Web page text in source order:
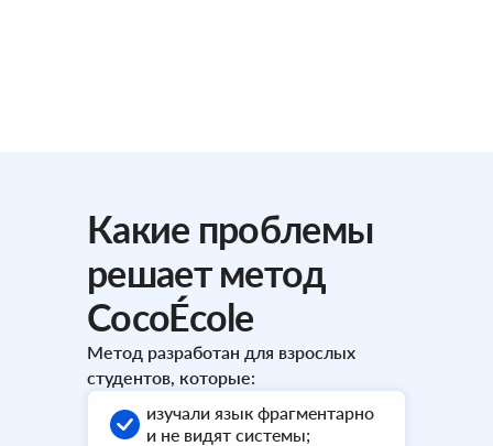
Какие проблемы
решает метод
CocoÉcole
Метод разработан для взрослых
студентов, которые:
изучали язык фрагментарно
и не видят системы;